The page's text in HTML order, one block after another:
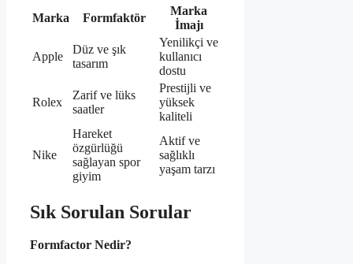
Marka Formfaktör
Marka
İmajı
Apple
Düz ve şık
tasarım
Yenilikçi ve
kullanıcı
dostu
Rolex
Zarif ve lüks
saatler
Prestijli ve
yüksek
kaliteli
Nike
Hareket
özgürlüğü
sağlayan spor
giyim
Aktif ve
sağlıklı
yaşam tarzı
Sık Sorulan Sorular
Formfactor Nedir?